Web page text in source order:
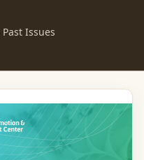
Past Issues